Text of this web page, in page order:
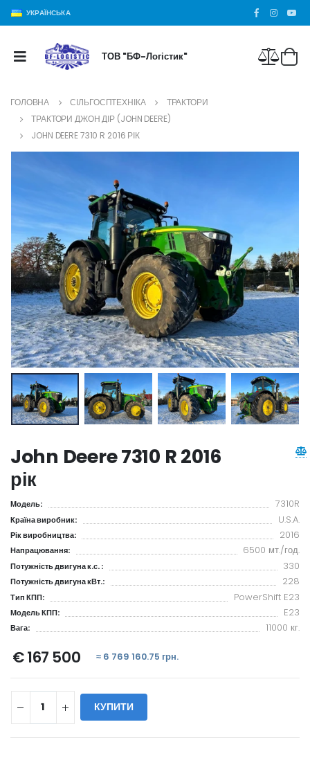
УКРАЇНСЬКА
ТОВ "БФ-Логістик"
ГОЛОВНА СІЛЬГОСПТЕХНІКА
ТРАКТОРИ
ТРАКТОРИ ДЖОН ДІР (JOHN DEERE)
JOHN DEERE 7310 R 2016 РІК
John Deere 7310 R 2016
рік
Модель: 7310R
Країна виробник: U.S.A.
Рік виробництва: 2016
Напрацювання: 6500 мт./год.
Потужність двигуна к.с. : 330
Потужність двигуна кВт.: 228
Тип КПП: PowerShift E23
Модель КПП: E23
Вага: 11000 кг.
€ 167 500 ≈ 6 769 160.75 грн.
КУПИТИ